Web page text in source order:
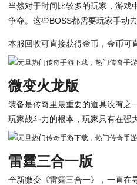
当然对于时间比较多的玩家，游戏
争夺。这些BOSS都需要玩家手动
本服回收可直接获得金币，金币可
微变火龙版
装备是传奇里最重要的道具没有之
玩家战斗力的根本，玩家只有在强
雷霆三合一版
全新微变《雷霆三合一》，一直在